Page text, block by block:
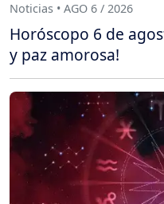
Noticias • AGO 6 / 2026
Horóscopo 6 de
y paz amorosa!